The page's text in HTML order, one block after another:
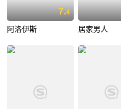
7.4
阿洛伊斯 居家男人